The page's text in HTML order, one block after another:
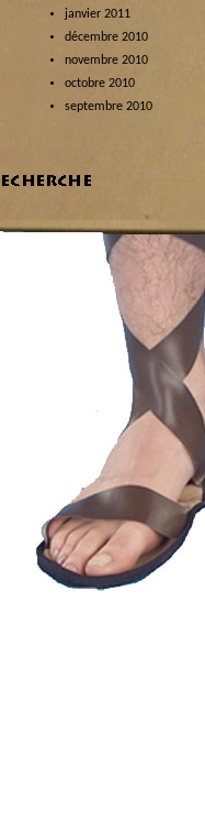
janvier 2011
décembre 2010
novembre 2010
octobre 2010
septembre 2010